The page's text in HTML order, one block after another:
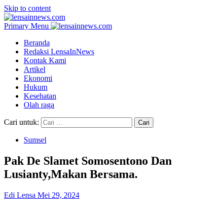
Skip to content
Primary Menu
Beranda
Redaksi LensaInNews
Kontak Kami
Artikel
Ekonomi
Hukum
Kesehatan
Olah raga
Cari untuk:
Sumsel
Pak De Slamet Somosentono Dan
Lusianty,Makan Bersama.
Edi Lensa Mei 29, 2024